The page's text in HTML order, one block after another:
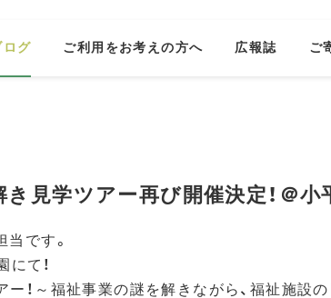
ログ ご利用をお考えの方へ 広報誌 ご
き見学ツアー再び開催決定！＠小
です。
て！
！～福祉事業の謎を解きながら、福祉施設の